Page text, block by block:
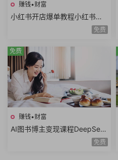
赚钱•财富
小红书开店爆单教程小红书店
铺矩阵寻找爆品淘宝选品拼多
免费
赚钱•财富
AI图书博主变现课程DeepSee
k生成原创图片爆款内容文案图
免费
免费